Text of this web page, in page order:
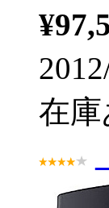
在庫